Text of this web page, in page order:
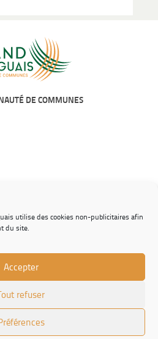
utilise des cookies non-publicitaires afin
du site.
Accepter
refuser
DE COMMUNES
Communes